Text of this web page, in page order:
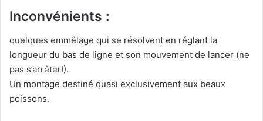
Inconvénients :
quelques emmêlage qui se résolvent en réglant la
longueur du bas de ligne et son mouvement de lancer (ne
pas s’arrêter!).
Un montage destiné quasi exclusivement aux beaux
poissons.